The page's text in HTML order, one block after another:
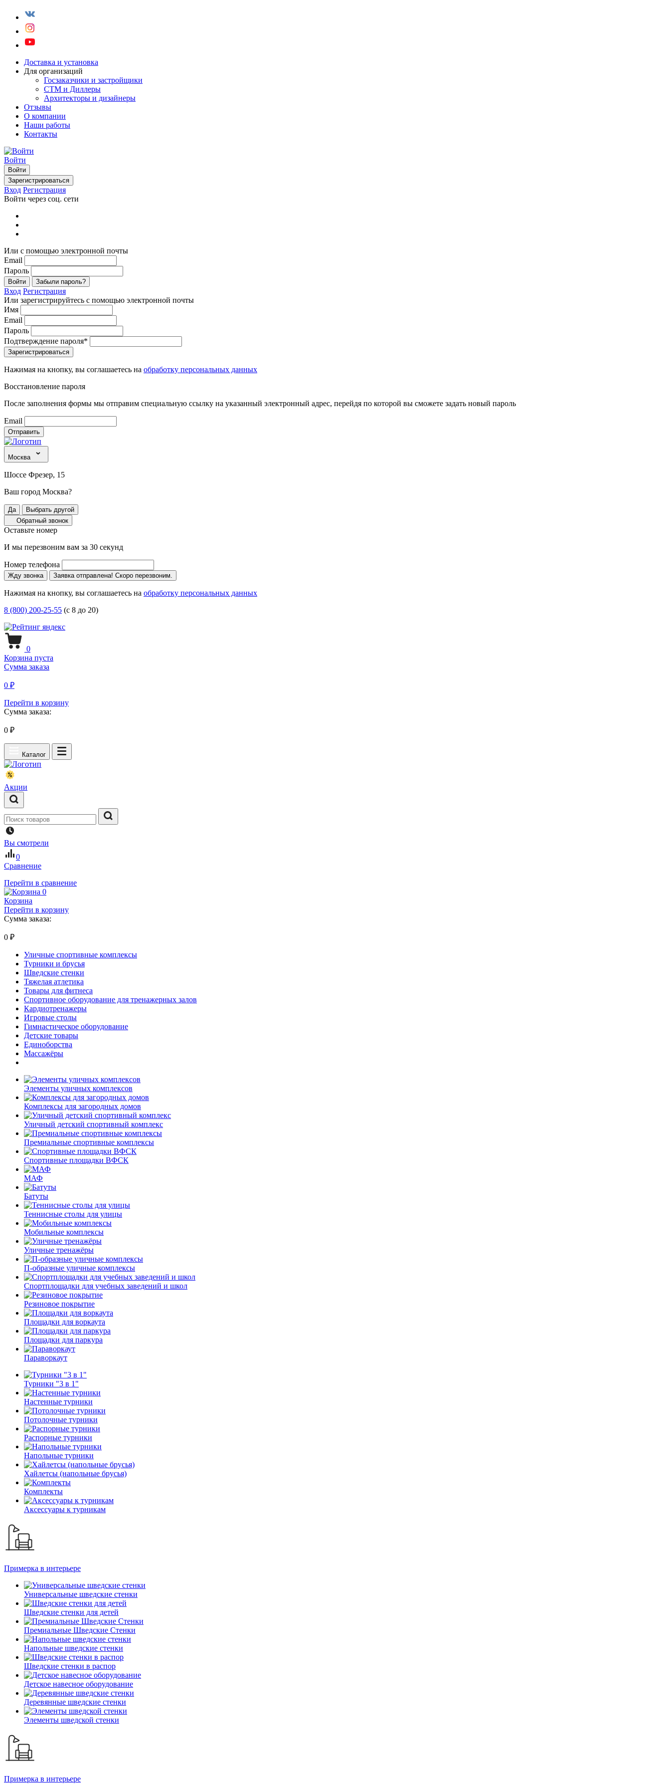
Доставка и установка
Для организаций
Госзаказчики и застройщики
СТМ и Диллеры
Архитекторы и дизайнеры
Отзывы
О компании
Наши работы
Контакты
Войти
Войти
Зарегистрироваться
Вход Регистрация
Войти через соц. сети
Или с помощью электронной почты
Email
Пароль
Войти Забыли пароль?
Вход Регистрация
Или зарегистрируйтесь с помощью электронной почты
Имя
Email
Пароль
Подтверждение пароля*
Зарегистрироваться
Нажимая на кнопку, вы соглашаетесь на обработку персональных данных
Восстановление пароля
После заполнения формы мы отправим специальную ссылку на указанный электронный адрес, перейдя по которой вы сможете задать новый пароль
Email
Отправить
Москва
Шоссе Фрезер, 15
Ваш город Москва?
Да
Выбрать другой
Обратный звонок
Оставьте номер
И мы перезвоним вам за 30 секунд
Номер телефона
Жду звонка Заявка отправлена! Скоро перезвоним.
Нажимая на кнопку, вы соглашаетесь на обработку персональных данных
8 (800) 200-25-55 (с 8 до 20)
0
Корзина пуста
Сумма заказа
0 ₽
Перейти в корзину
Сумма заказа:
0 ₽
Каталог
Акции
Вы смотрели
0
Сравнение
Перейти в сравнение
0
Корзина
Перейти в корзину
Сумма заказа:
0 ₽
Уличные спортивные комплексы
Турники и брусья
Шведские стенки
Тяжелая атлетика
Товары для фитнеса
Спортивное оборудование для тренажерных залов
Кардиотренажеры
Игровые столы
Гимнастическое оборудование
Детские товары
Единоборства
Массажёры
Элементы уличных комплексов
Комплексы для загородных домов
Уличный детский спортивный комплекс
Премиальные спортивные комплексы
Спортивные площадки ВФСК
МАФ
Батуты
Теннисные столы для улицы
Мобильные комплексы
Уличные тренажёры
П-образные уличные комплексы
Спортплощадки для учебных заведений и школ
Резиновое покрытие
Площадки для воркаута
Площадки для паркура
Параворкаут
Турники "3 в 1"
Настенные турники
Потолочные турники
Распорные турники
Напольные турники
Хайлетсы (напольные брусья)
Комплекты
Аксессуары к турникам
Примерка в интерьере
Универсальные шведские стенки
Шведские стенки для детей
Премиальные Шведские Стенки
Напольные шведские стенки
Шведские стенки в распор
Детское навесное оборудование
Деревянные шведские стенки
Элементы шведской стенки
Примерка в интерьере